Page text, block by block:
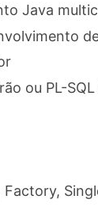
Java
ou PL-
Factory,